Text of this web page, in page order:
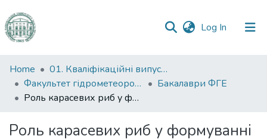
Log In (current)
Communities
&
Collections
Home
01. Кваліфікаційні випускні роботи здобувачів вищої освіти
Факультет гідрометеорології і екології
Бакалаври ФГЕ
Роль карасевих риб у формуванні біологічних ресурсів водойм: на прикладі Одеської області
Роль карасевих риб у формуванні